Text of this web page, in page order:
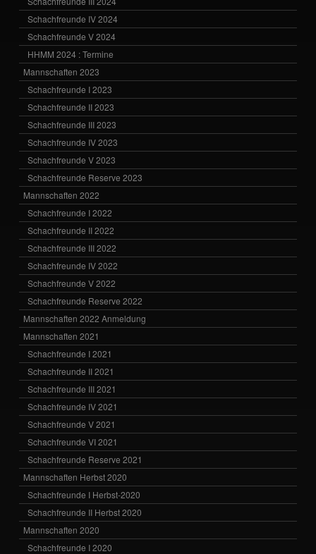
Schachfreunde IV 2024
Schachfreunde V 2024
HHMM 2024 : Termine
Mannschaften 2023
Schachfreunde I 2023
Schachfreunde II 2023
Schachfreunde III 2023
Schachfreunde IV 2023
Schachfreunde V 2023
Schachfreunde Reserve 2023
Mannschaften 2022
Schachfreunde I 2022
Schachfreunde II 2022
Schachfreunde III 2022
Schachfreunde IV 2022
Schachfreunde V 2022
Schachfreunde Reserve 2022
Mannschaften 2022 Anmeldung
Mannschaften 2021
Schachfreunde I 2021
Schachfreunde II 2021
Schachfreunde III 2021
Schachfreunde IV 2021
Schachfreunde V 2021
Schachfreunde VI 2021
Schachfreunde Reserve 2021
Mannschaften Herbst 2020
Schachfreunde I Herbst-2020
Schachfreunde II Herbst 2020
Mannschaften 2020
Schachfreunde I 2020